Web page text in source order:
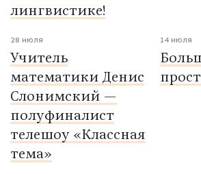
лингвистике!
28 июля
Учитель
математики Денис
Слонимский —
полуфиналист
телешоу «Классная
тема»
14 июля